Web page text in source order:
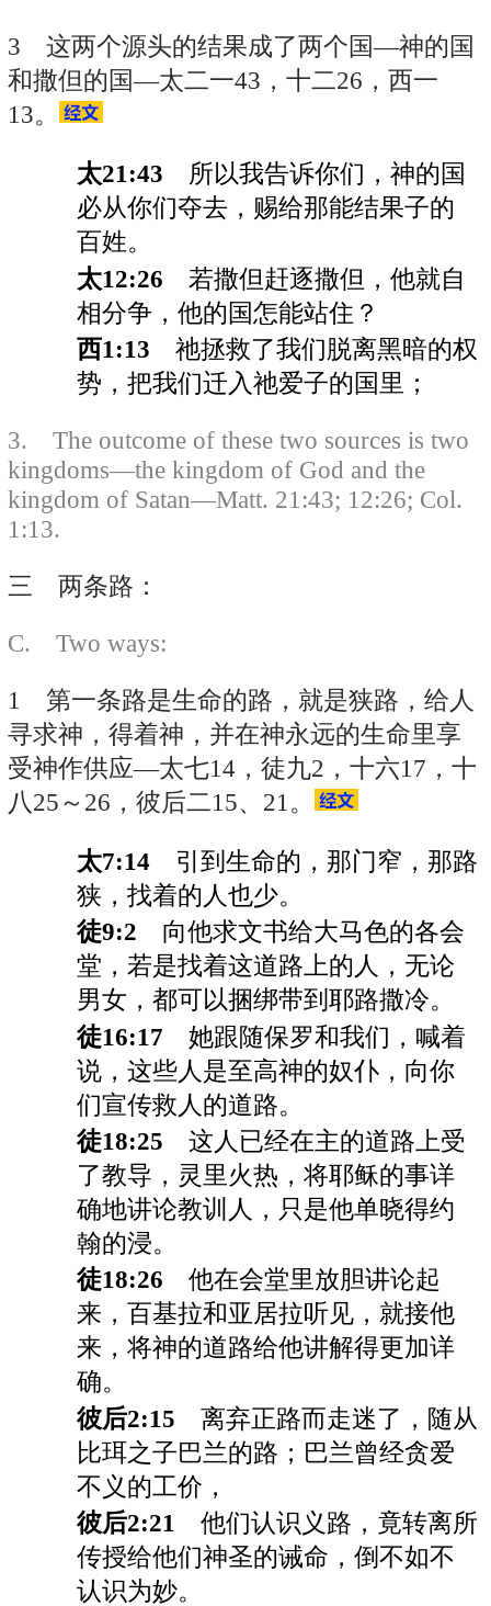
3 这两个源头的结果成了两个国—神的国
和撒但的国—太二一43，十二26，西一
13。
太21:43 所以我告诉你们，神的国
必从你们夺去，赐给那能结果子的
百姓。
太12:26 若撒但赶逐撒但，他就自
相分争，他的国怎能站住？
西1:13 祂拯救了我们脱离黑暗的权
势，把我们迁入祂爱子的国里；
3. The outcome of these two sources is two
kingdoms—the kingdom of God and the
kingdom of Satan—Matt. 21:43; 12:26; Col.
1:13.
三 两条路：
C. Two ways:
1 第一条路是生命的路，就是狭路，给人
寻求神，得着神，并在神永远的生命里享
受神作供应—太七14，徒九2，十六17，十
八25～26，彼后二15、21。
太7:14 引到生命的，那门窄，那路
狭，找着的人也少。
徒9:2 向他求文书给大马色的各会
堂，若是找着这道路上的人，无论
男女，都可以捆绑带到耶路撒冷。
徒16:17 她跟随保罗和我们，喊着
说，这些人是至高神的奴仆，向你
们宣传救人的道路。
徒18:25 这人已经在主的道路上受
了教导，灵里火热，将耶稣的事详
确地讲论教训人，只是他单晓得约
翰的浸。
徒18:26 他在会堂里放胆讲论起
来，百基拉和亚居拉听见，就接他
来，将神的道路给他讲解得更加详
确。
彼后2:15 离弃正路而走迷了，随从
比珥之子巴兰的路；巴兰曾经贪爱
不义的工价，
彼后2:21
他们认识义路，竟转离所
传授给他们神圣的诫命，倒不如不
认识为妙。